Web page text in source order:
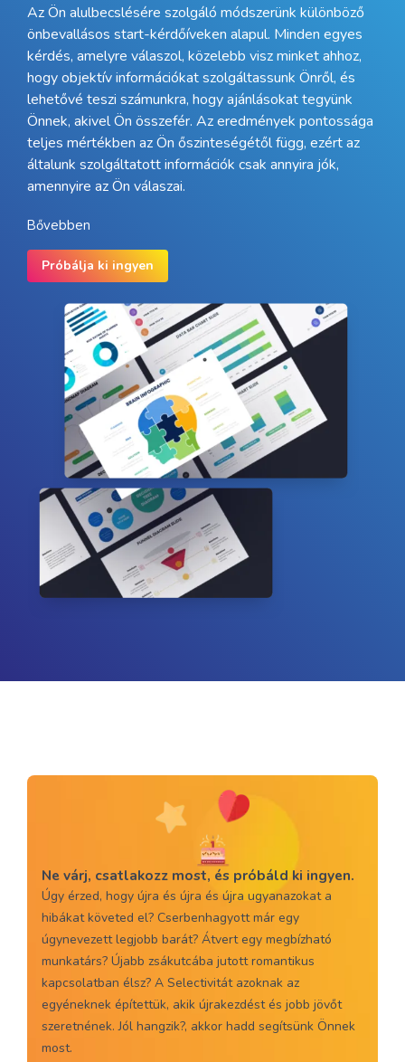
Az Ön alulbecslésére szolgáló módszerünk különböző
önbevallásos start-kérdőíveken alapul. Minden egyes
kérdés, amelyre válaszol, közelebb visz minket ahhoz,
hogy objektív információkat szolgáltassunk Önről, és
lehetővé teszi számunkra, hogy ajánlásokat tegyünk
Önnek, akivel Ön összefér. Az eredmények pontossága
teljes mértékben az Ön őszinteségétől függ, ezért az
általunk szolgáltatott információk csak annyira jók,
amennyire az Ön válaszai.
Bővebben
Próbálja ki ingyen
Ne várj, csatlakozz most, és próbáld ki ingyen.
Úgy érzed, hogy újra és újra és újra ugyanazokat a
hibákat követed el? Cserbenhagyott már egy
úgynevezett legjobb barát? Átvert egy megbízható
munkatárs? Újabb zsákutcába jutott romantikus
kapcsolatban élsz? A Selectivitát azoknak az
egyéneknek építettük, akik újrakezdést és jobb jövőt
szeretnének. Jól hangzik?, akkor hadd segítsünk Önnek
most.